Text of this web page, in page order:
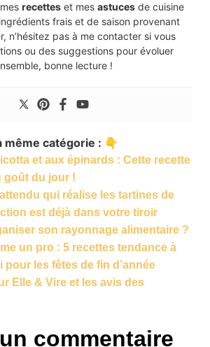
recetteset mes astucesde cuisine
frais et de saison provenant
n’hésitez pas à me contacter si vous
ou des suggestions pour évoluer
bonne lecture !
même catégorie : 👇
et aux épinards : Cette recette
goût du jour !
qui réalise les tartines de
est déjà dans votre tiroir
son rayonnage alimentaire ?
un pro : 5 recettes tendance à
pour les fêtes de fin d’année
Elle & Vire et les avis des
commentaire